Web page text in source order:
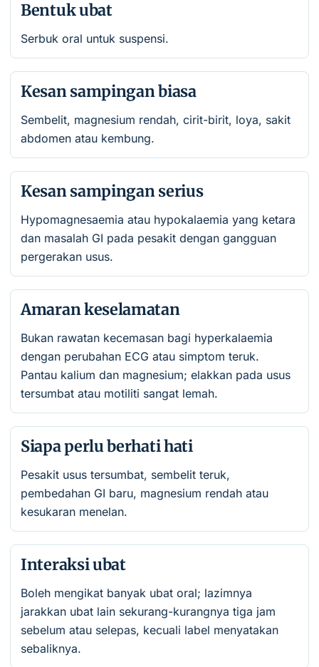
Bentuk ubat
Serbuk oral untuk suspensi.
Kesan sampingan biasa
Sembelit, magnesium rendah, cirit-birit, loya, sakit
abdomen atau kembung.
Kesan sampingan serius
Hypomagnesaemia atau hypokalaemia yang ketara
dan masalah GI pada pesakit dengan gangguan
pergerakan usus.
Amaran keselamatan
Bukan rawatan kecemasan bagi hyperkalaemia
dengan perubahan ECG atau simptom teruk.
Pantau kalium dan magnesium; elakkan pada usus
tersumbat atau motiliti sangat lemah.
Siapa perlu berhati hati
Pesakit usus tersumbat, sembelit teruk,
pembedahan GI baru, magnesium rendah atau
kesukaran menelan.
Interaksi ubat
Boleh mengikat banyak ubat oral; lazimnya
jarakkan ubat lain sekurang-kurangnya tiga jam
sebelum atau selepas, kecuali label menyatakan
sebaliknya.